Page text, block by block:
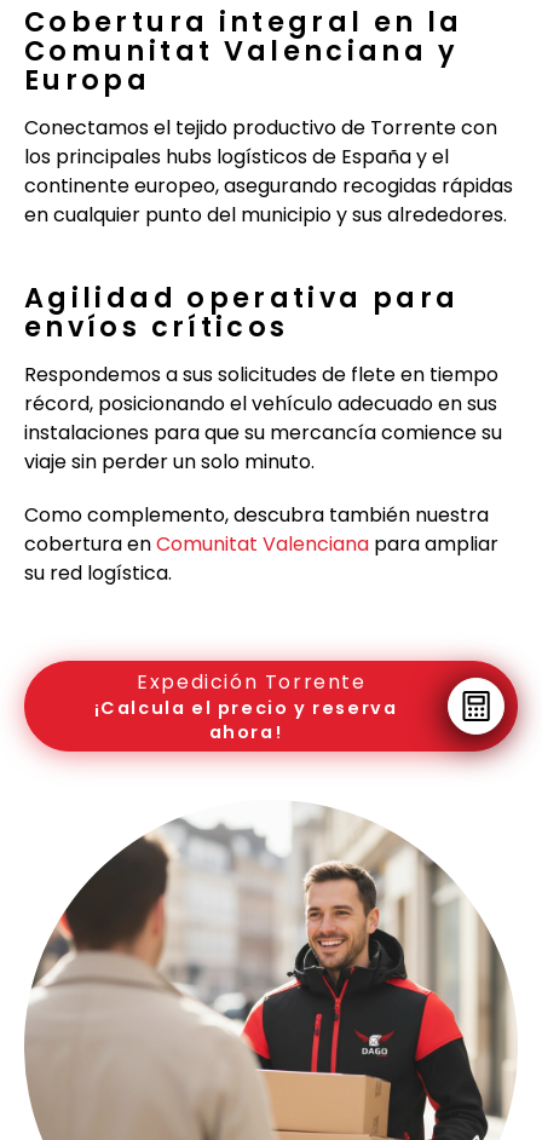
Cobertura integral en la
Comunitat Valenciana y
Europa
Conectamos el tejido productivo de Torrente con
los principales hubs logísticos de España y el
continente europeo, asegurando recogidas rápidas
en cualquier punto del municipio y sus alrededores.
Agilidad operativa para
envíos críticos
Respondemos a sus solicitudes de flete en tiempo
récord, posicionando el vehículo adecuado en sus
instalaciones para que su mercancía comience su
viaje sin perder un solo minuto.
Como complemento, descubra también nuestra
cobertura enComunitat Valenciana para ampliar
su red logística.
Expedición Torrente
¡Calcula el precio y reserva
ahora!